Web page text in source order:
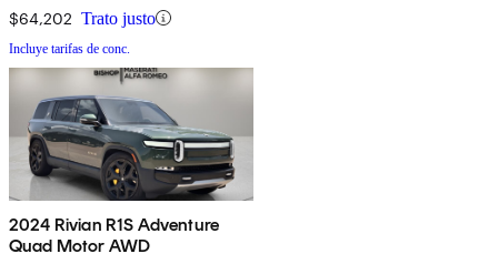
$64,202 Trato justo
Incluye tarifas de conc.
2024 Rivian R1S Adventure
Quad Motor AWD